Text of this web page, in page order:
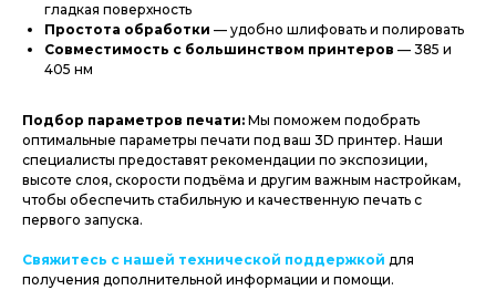
гладкая поверхность
Простота обработки — удобно шлифовать и полировать
Совместимость с большинством принтеров — 385 и
405 нм
Подбор параметров печати: Мы поможем подобрать
оптимальные параметры печати под ваш 3D принтер. Наши
специалисты предоставят рекомендации по экспозиции,
высоте слоя, скорости подъёма и другим важным настройкам,
чтобы обеспечить стабильную и качественную печать с
первого запуска.
Свяжитесь с нашей технической поддержкой для
получения дополнительной информации и помощи.